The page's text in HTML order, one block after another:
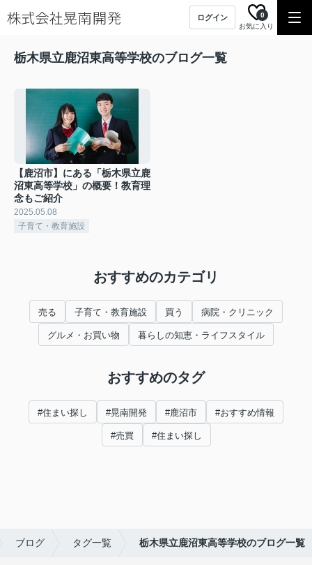
ログイン
お気に入り
0
栃木県立鹿沼東高等学校のブログ一覧
【鹿沼市】にある「栃木県立鹿
沼東高等学校」の概要！教育理
念もご紹介
2025.05.08
子育て・教育施設
おすすめのカテゴリ
売る 子育て・教育施設 買う 病院・クリニック
グルメ・お買い物 暮らしの知恵・ライフスタイル
おすすめのタグ
#住まい探し #晃南開発 #鹿沼市 #おすすめ情報
#売買 #住まい探し
ブログ タグ一覧 栃木県立鹿沼東高等学校のブログ一覧